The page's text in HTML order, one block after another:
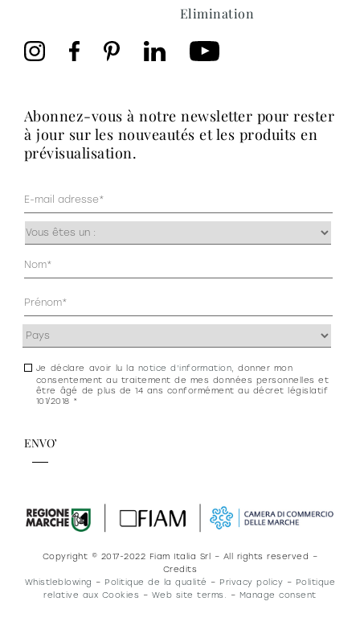
Elimination
abonnez-vous à notre newsletter pour rester
à jour sur les nouveautés et les produits en
prévisualisation.
Mail
(Nécessaire)
Occupazione
(Nécessaire)
Anagrafica
(Nécessaire)
Indirizzo
Consenso
newsletter
Je déclare avoir lu la notice d’information, donner mon
consentement au traitement de mes données personnelles et
être âgé de plus de 14 ans conformément au décret législatif
101/2018 *
Copyright © 2017-2022 Fiam Italia Srl – All rights reserved –
Credits
Whistleblowing – Politique de la qualité – Privacy policy – Politique
relative aux Cookies – Web site terms. – Manage consent